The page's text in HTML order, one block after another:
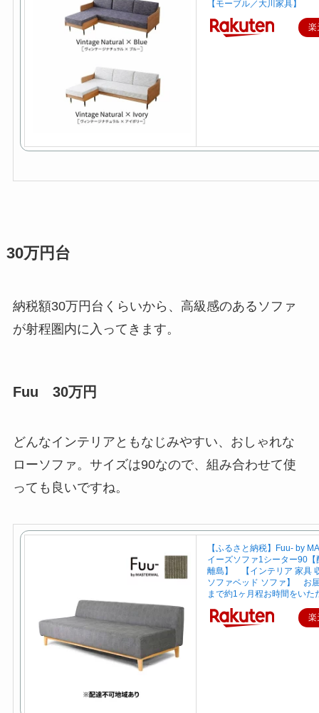
【モーブル／大川家具】
楽
30万円台
納税額30万円台くらいから、高級感のあるソファ
が射程圏内に入ってきます。
Fuu 30万円
どんなインテリアともなじみやすい、おしゃれな
ローソファ。サイズは90なので、組み合わせて使
っても良いですね。
【ふるさと納税】Fuu- by
イーズソファ1シーター90【
離島】 【インテリア 家具
ソファベッド ソファ】 お
まで約1ヶ月程お時間をいた
楽